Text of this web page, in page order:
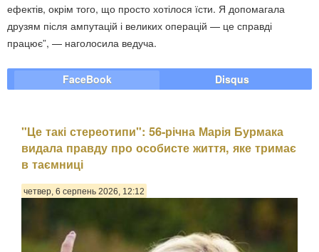
ефектів, окрім того, що просто хотілося їсти. Я допомагала
друзям після ампутацій і великих операцій — це справді
працює”, — наголосила ведуча.
FaceBook Disqus
"Це такі стереотипи": 56-річна Марія Бурмака
видала правду про особисте життя, яке тримає
в таємниці
четвер, 6 серпень 2026, 12:12